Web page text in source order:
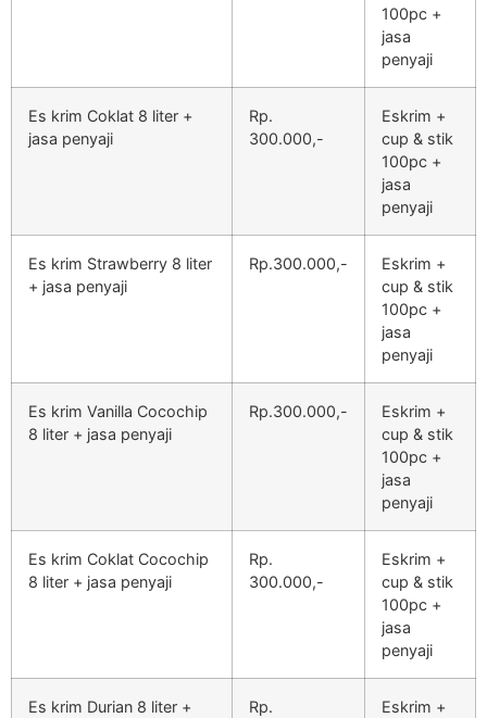
100pc +
jasa
penyaji
Es krim Coklat 8 liter +
jasa penyaji
Rp.
300.000,-
Eskrim +
cup & stik
100pc +
jasa
penyaji
Es krim Strawberry 8 liter
+ jasa penyaji
Rp.300.000,-
Eskrim +
cup & stik
100pc +
jasa
penyaji
Es krim Vanilla Cocochip
8 liter + jasa penyaji
Rp.300.000,-
Eskrim +
cup & stik
100pc +
jasa
penyaji
Es krim Coklat Cocochip
8 liter + jasa penyaji
Rp.
300.000,-
Eskrim +
cup & stik
100pc +
jasa
penyaji
Es krim Durian 8 liter +
Rp.
Eskrim +